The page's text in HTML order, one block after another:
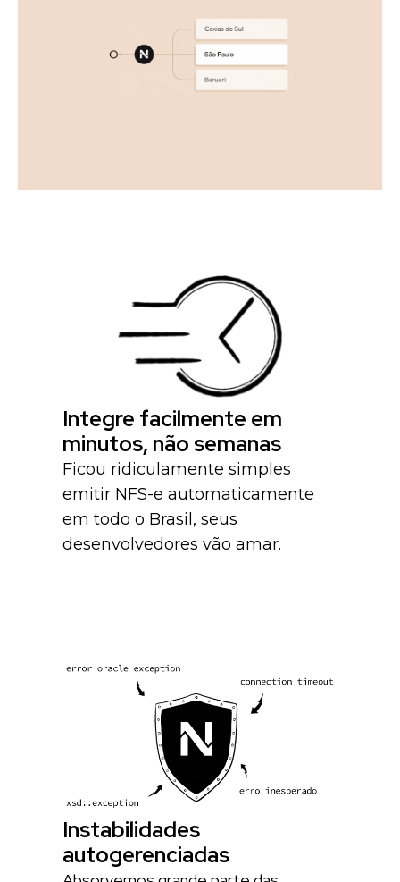
Integre facilmente em
minutos, não semanas
Ficou ridiculamente simples
emitir NFS-e automaticamente
em todo o Brasil, seus
desenvolvedores vão amar.
Instabilidades
autogerenciadas